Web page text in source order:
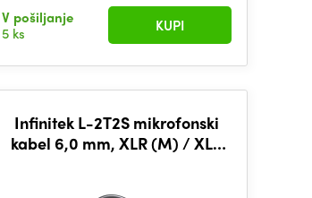
V pošiljanje
5 ks
KUPI
Infinitek L-2T2S mikrofonski
kabel 6,0 mm, XLR (M) / XLR